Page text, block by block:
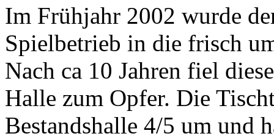
Im Frühjahr 2002 wurde
Spielbetrieb in die frisch
Nach ca 10 Jahren fiel
Halle zum Opfer. Die
Bestandshalle 4/5 um und